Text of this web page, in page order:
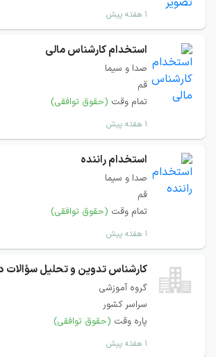
۱ هفته پیش
استخدام کارشناس مالی
صدا و سیما
قم
تمام وقت (حقوق توافقی)
۱ هفته پیش
استخدام راننده
صدا و سیما
قم
تمام وقت (حقوق توافقی)
۱ هفته پیش
کارشناس تدوین و تحلیل سؤالات
گروه آموزشی
سراسر کشور
پاره وقت (حقوق توافقی)
۱ هفته پیش